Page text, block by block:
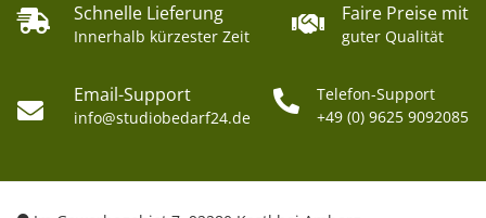
Schnelle Lieferung
Innerhalb kürzester Zeit
Faire Preise mit
guter Qualität
Email-Support
info@studiobedarf24.de
Telefon-Support
+49 (0) 9625 9092085